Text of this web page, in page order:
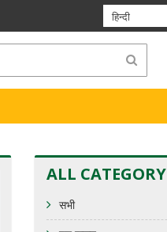
हिन्दी
ALL CATEGORY
सभी